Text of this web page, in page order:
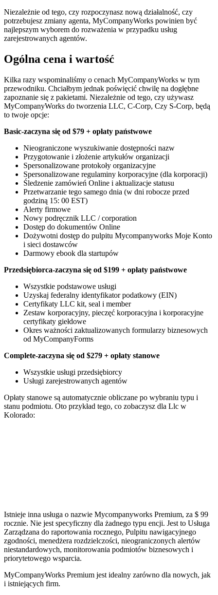
Niezależnie od tego, czy rozpoczynasz nową działalność, czy
potrzebujesz zmiany agenta, MyCompanyWorks powinien być
najlepszym wyborem do rozważenia w przypadku usług
zarejestrowanych agentów.
Ogólna cena i wartość
Kilka razy wspominaliśmy o cenach MyCompanyWorks w tym
przewodniku. Chciałbym jednak poświęcić chwilę na dogłębne
zapoznanie się z pakietami. Niezależnie od tego, czy używasz
MyCompanyWorks do tworzenia LLC, C-Corp, Czy S-Corp, będą
to twoje opcje:
Basic-zaczyna się od $79 + opłaty państwowe
Nieograniczone wyszukiwanie dostępności nazw
Przygotowanie i złożenie artykułów organizacji
Spersonalizowane protokoły organizacyjne
Spersonalizowane regulaminy korporacyjne (dla korporacji)
Śledzenie zamówień Online i aktualizacje statusu
Przetwarzanie tego samego dnia (w dni robocze przed
godziną 15: 00 EST)
Alerty firmowe
Nowy podręcznik LLC / corporation
Dostęp do dokumentów Online
Dożywotni dostęp do pulpitu Mycompanyworks Moje Konto
i sieci dostawców
Darmowy ebook dla startupów
Przedsiębiorca-zaczyna się od $199 + opłaty państwowe
Wszystkie podstawowe usługi
Uzyskaj federalny identyfikator podatkowy (EIN)
Certyfikaty LLC kit, seal i member
Zestaw korporacyjny, pieczęć korporacyjna i korporacyjne
certyfikaty giełdowe
Okres ważności zaktualizowanych formularzy biznesowych
od MyCompanyForms
Complete-zaczyna się od $279 + opłaty stanowe
Wszystkie usługi przedsiębiorcy
Usługi zarejestrowanych agentów
Opłaty stanowe są automatycznie obliczane po wybraniu typu i
stanu podmiotu. Oto przykład tego, co zobaczysz dla Llc w
Kolorado:
Istnieje inna usługa o nazwie Mycompanyworks Premium, za $ 99
rocznie. Nie jest specyficzny dla żadnego typu encji. Jest to Usługa
Zarządzana do raportowania rocznego, Pulpitu nawigacyjnego
zgodności, menedżera rozdzielczości, nieograniczonych alertów
niestandardowych, monitorowania podmiotów biznesowych i
priorytetowego wsparcia.
MyCompanyWorks Premium jest idealny zarówno dla nowych, jak
i istniejących firm.